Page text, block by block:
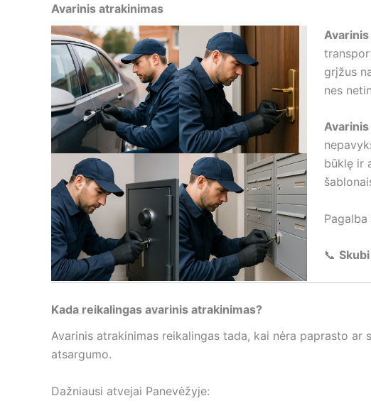
Avarinis atrakinimas
grįžus
nes
būklę ir
📞
Kada reikalingas avarinis atrakinimas?
Avarinis atrakinimas reikalingas tada, kai nėra paprasto
atsargumo.
Dažniausi atvejai Panevėžyje: